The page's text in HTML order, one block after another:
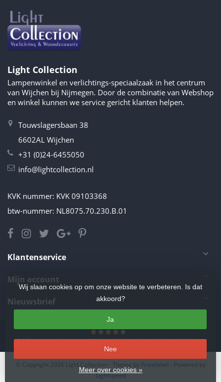
Light Collection
Lampenwinkel en verlichtings-speciaalzaak in het centrum
van Wijchen bij Nijmegen. Door de combinatie van Webshop
en winkel kunnen we service gericht klanten helpen.
Touwslagersbaan 38
6602AL Wijchen
+31 (0)24-6455050
info@lightcollection.nl
KVK nummer: KVK 09103368
btw-nummer: NL8075.70.230.B.01
Klantenservice
Mijn account
Nieuwsbrief
4.5/5sterren op basis van11beoordelingen.Lees 11 beoordelingen
Wij slaan cookies op om onze website te verbeteren. Is dat
akkoord?
Ja
Nee
Meer over cookies »
© Copyright 2026 Light Collection - Theme by Frontlabel - Powered by
Lightspeed